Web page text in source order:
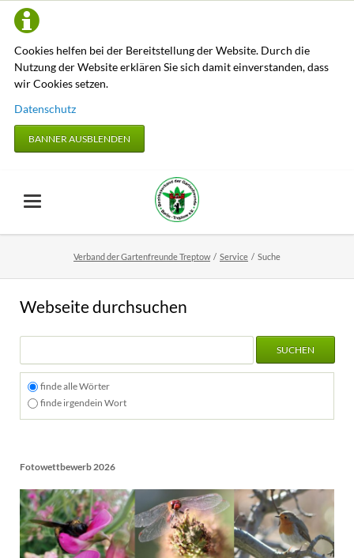
Cookies helfen bei der Bereitstellung der Website. Durch die
Nutzung der Website erklären Sie sich damit einverstanden, dass
wir Cookies setzen.
Datenschutz
BANNER AUSBLENDEN
Verband der Gartenfreunde Treptow Service Suche
Webseite durchsuchen
SUCHEN
finde alle Wörter
finde irgendein Wort
Fotowettbewerb 2026